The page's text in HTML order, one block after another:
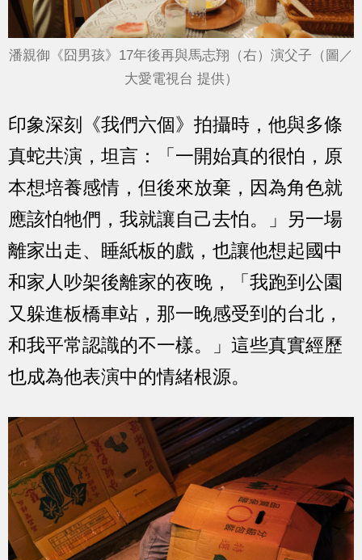
潘親御《囧男孩》17年後再與馬志翔（右）演父子（圖／
大愛電視台 提供）
印象深刻《我們六個》拍攝時，他與多條
真蛇共演，坦言：「一開始真的很怕，原
本想培養感情，但後來放棄，因為角色就
應該怕牠們，我就讓自己去怕。」另一場
離家出走、睡紙板的戲，也讓他想起國中
和家人吵架後離家的夜晚，「我跑到公園
又躲進板橋車站，那一晚感受到的台北，
和我平常認識的不一樣。」這些真實經歷
也成為他表演中的情緒根源。